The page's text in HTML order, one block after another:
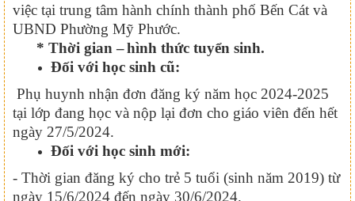
việc tại trung tâm hành chính thành phố Bến Cát và
UBND Phường Mỹ Phước.
* Thời gian–hình thức tuyển sinh.
Đối với học sinh cũ:
Phụ huynh nhận đơn đăng ký năm học 2024-2025
tại lớp đang học và nộp lại đơn cho giáo viên đến hết
ngày 27/5/2024.
Đối với học sinh mới:
- Thời gian đăng ký cho trẻ 5 tuổi (sinh năm 2019) từ
ngày 15/6/2024 đến ngày 30/6/2024.